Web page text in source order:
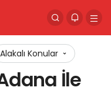
Alakalı Konular
İle